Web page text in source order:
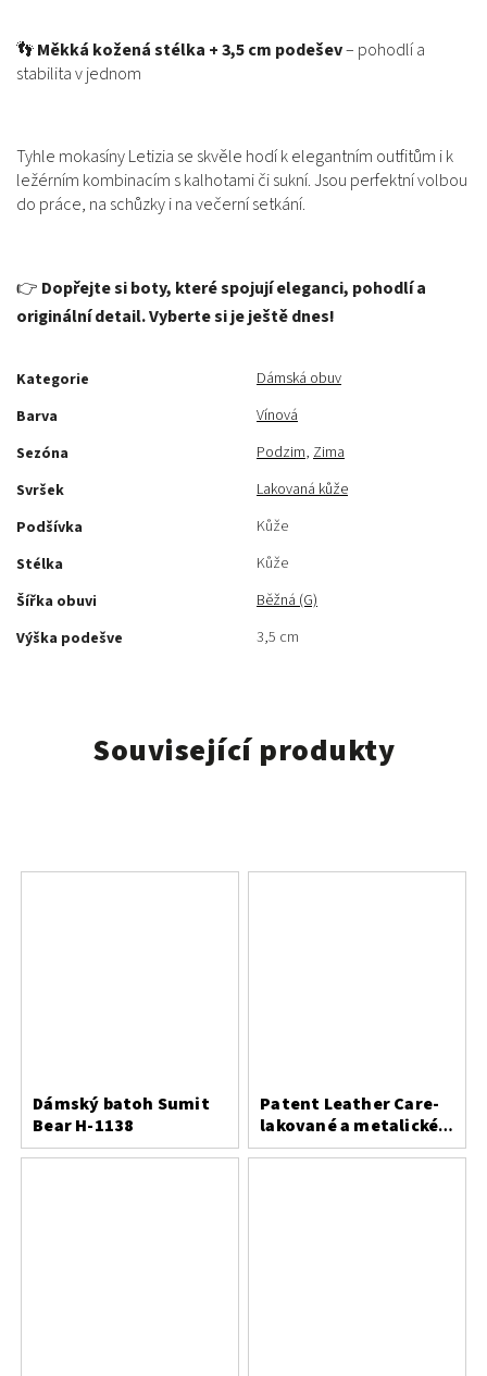
👣Měkká kožená stélka + 3,5 cm podešev– pohodlí a
stabilita v jednom
Tyhle mokasíny Letizia se skvěle hodí k elegantním outfitům i k
ležérním kombinacím s kalhotami či sukní. Jsou perfektní volbou
do práce, na schůzky i na večerní setkání.
👉 Dopřejte si boty, které spojují eleganci, pohodlí a
originální detail. Vyberte si je ještě dnes!
Kategorie
Dámská obuv
Barva
Vínová
Sezóna
Podzim, Zima
Svršek
Lakovaná kůže
Podšívka
Kůže
Stélka
Kůže
Šířka obuvi
Běžná (G)
Výška podešve
3,5 cm
Související produkty
Dámský batoh Sumit
Bear H-1138
Patent Leather Care-
lakované a metalické
usně